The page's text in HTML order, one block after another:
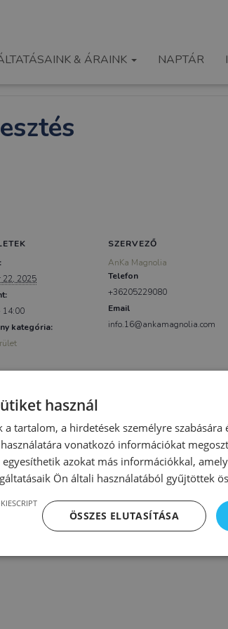
& ÁRAINK NAPTÁR
22, 2025
14:00
kategória:
SZERVEZŐ
AnKa Magnolia
Telefon
+36205229080
Email
info.16@ankamagnolia.com
használ
a tartalom, a hirdetések személyre szabására
vonatkozó információkat
azokat más információkkal,
Ön általi használatából gyűjtöttek
ÖSSZES ELUTASÍTÁSA